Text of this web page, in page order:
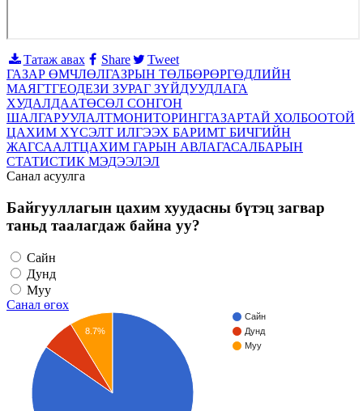
Татаж авах Share
Tweet
ГАЗАР ӨМЧЛӨЛГАЗРЫН ТӨЛБӨРӨРГӨДЛИЙН
МАЯГТГЕОДЕЗИ ЗУРАГ ЗҮЙДУУДЛАГА
ХУДАЛДААТӨСӨЛ СОНГОН
ШАЛГАРУУЛАЛТМОНИТОРИНГГАЗАРТАЙ ХОЛБООТОЙ
ЦАХИМ ХҮСЭЛТ ИЛГЭЭХ БАРИМТ БИЧГИЙН
ЖАГСААЛТЦАХИМ ГАРЫН АВЛАГАСАЛБАРЫН
СТАТИСТИК МЭДЭЭЛЭЛ
Санал асуулга
Байгууллагын цахим хуудасны бүтэц загвар
таньд таалагдаж байна уу?
Сайн
Дунд
Муу
Санал өгөх
Сайн
Дунд
Муу
8.7%